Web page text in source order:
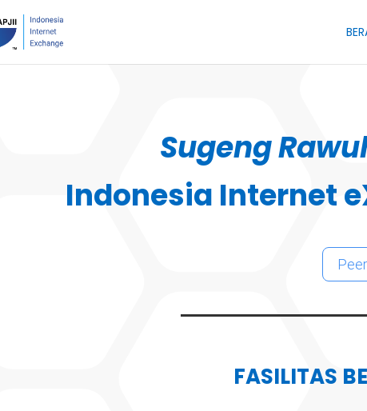
Sugeng
Indonesia Internet
FASILITAS